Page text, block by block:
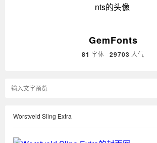
GemFonts
81 字体 29703 人气
Worstveld Sling Extra